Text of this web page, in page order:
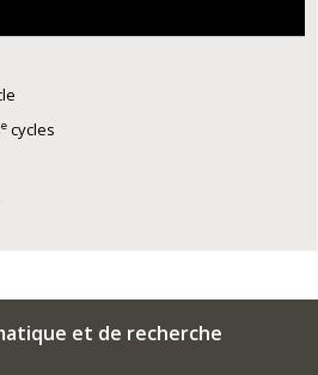
e cycles
et de recherche